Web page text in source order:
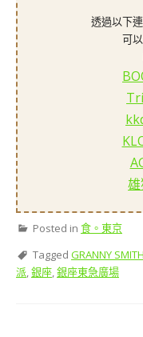
透過以下
可
Posted in 食。東京
Tagged GRANNY SMITH
派,銀座,銀座東急廣場